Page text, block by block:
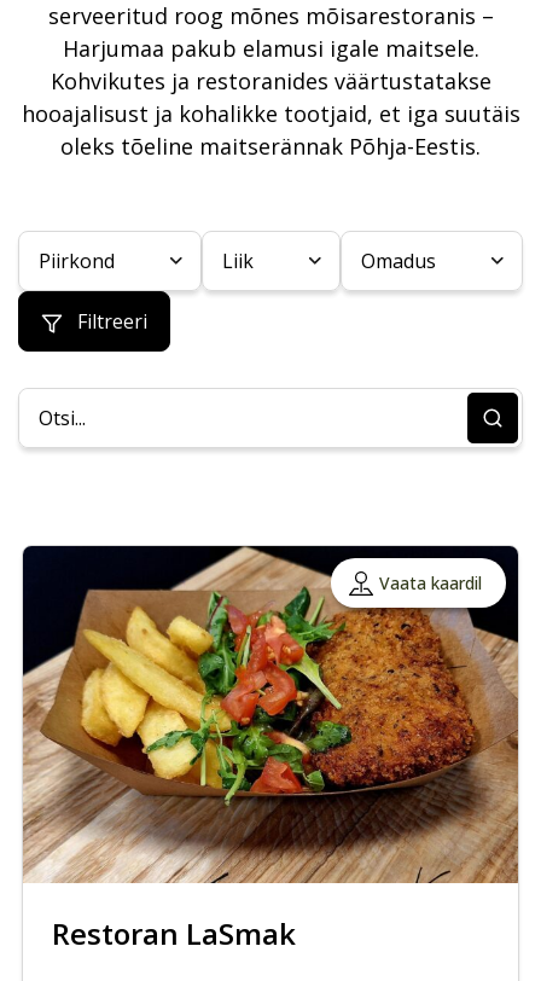
serveeritud roog mõnes mõisarestoranis –
Harjumaa pakub elamusi igale maitsele.
Kohvikutes ja restoranides väärtustatakse
hooajalisust ja kohalikke tootjaid, et iga suutäis
oleks tõeline maitserännak Põhja-Eestis.
Piirkond Liik Omadus
Filtreeri
Vaata kaardil
Restoran LaSmak